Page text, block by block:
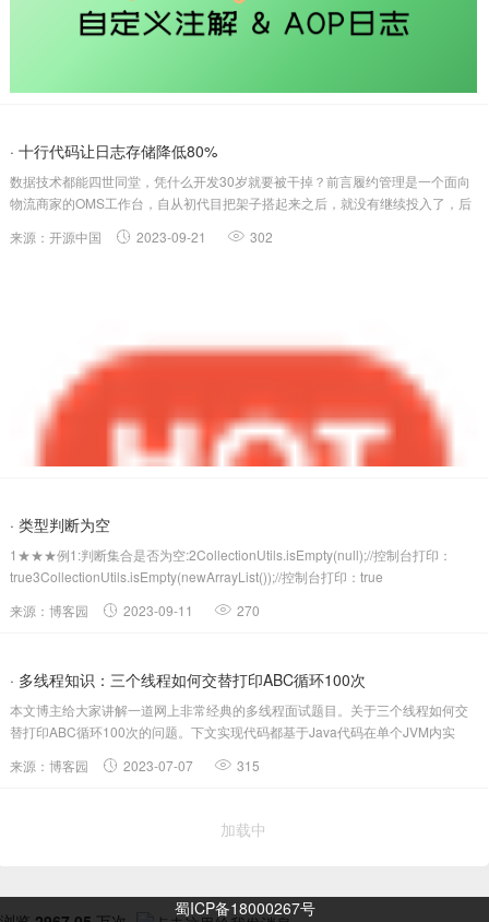
· 十行代码让日志存储降低80%
数据技术都能四世同堂，凭什么开发30岁就要被干掉？前言履约管理是一个面向
物流商家的OMS工作台，自从初代目把架子搭起来之后，就没有继续投入了，后
已经杂草丛生，乱象百出。再后来，甚至一度成为一块无主之地，走行业共建的
来源：开源中国 2023-09-21 302
· 类型判断为空
1★★★例1:判断集合是否为空:2CollectionUtils.isEmpty(null);//控制台打印：
true3CollectionUtils.isEmpty(newArrayList());//控制台打印：true
来源：博客园 2023-09-11 270
· 多线程知识：三个线程如何交替打印ABC循环100次
本文博主给大家讲解一道网上非常经典的多线程面试题目。关于三个线程如何交
替打印ABC循环100次的问题。下文实现代码都基于Java代码在单个JVM内实
替打印ABC，每个字母打印100次，最终输出结果为：ABCA...
来源：博客园 2023-07-07 315
加载中
蜀ICP备18000267号